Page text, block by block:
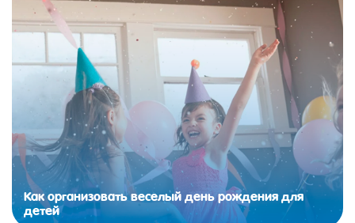
Как организовать веселый день рождения для
детей